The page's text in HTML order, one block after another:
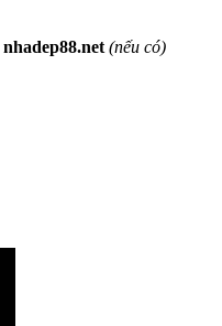
nhadep88.net (nếu có)